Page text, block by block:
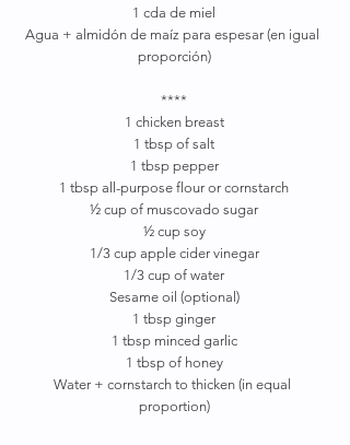
1 cda de miel
Agua + almidón de maíz para espesar (en igual
proporción)
****
1 chicken breast
1 tbsp of salt
1 tbsp pepper
1 tbsp all-purpose flour or cornstarch
½ cup of muscovado sugar
½ cup soy
1/3 cup apple cider vinegar
1/3 cup of water
Sesame oil (optional)
1 tbsp ginger
1 tbsp minced garlic
1 tbsp of honey
Water + cornstarch to thicken (in equal
proportion)